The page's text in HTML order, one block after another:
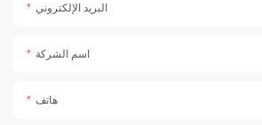
البريد الإلكتروني
اسم الشركة
هاتف